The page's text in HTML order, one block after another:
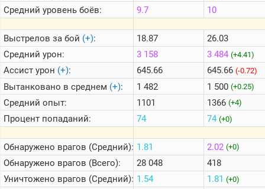
Средний уровень боёв:
Выстрелов за бой (+):
Средний урон:
Ассист урон (+):
Вытанковано в среднем (+):
Средний опыт:
Процент попаданий:
Обнаружено врагов (Средний):
Обнаружено врагов (Всего):
Уничтожено врагов (Средний):
9.7
18.87
3 158
645.66
1 482
1101
74
1.81
28 048
1.54
10
26.03
3 484 (+4.41)
645.66 (-0.72)
1 500 (+0.25)
1366 (+4)
74 (+0)
2.02 (+0)
418
1.81 (+0)